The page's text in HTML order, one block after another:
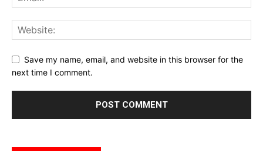
Save my name, email, and website in this browser for the
next time I comment.